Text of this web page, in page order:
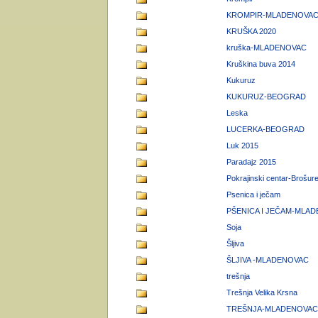
KROMPIR-MLADENOVAC
KRUŠKA 2020
kruška-MLADENOVAC
Kruškina buva 2014
Kukuruz
KUKURUZ-BEOGRAD
Leska
LUCERKA-BEOGRAD
Luk 2015
Paradajz 2015
Pokrajinski centar-Brošure
Psenica i ječam
PŠENICA I JEČAM-
Soja
Šljiva
ŠLJIVA -MLADENOVAC
trešnja
Trešnja Velika Krsna
TREŠNJA-MLADENOVAC